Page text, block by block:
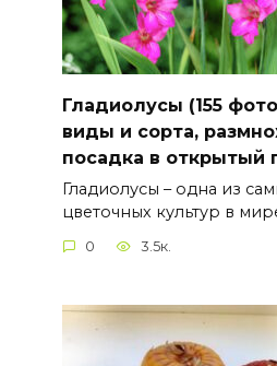
Гладиолусы (155
виды и сорта,
посадка в открытый
Гладиолусы – одна из
цветочных культур в
0 3.5к.